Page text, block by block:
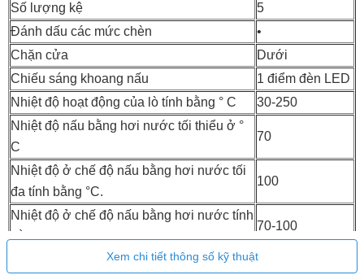
Số lượng kệ
5
Đánh dấu các mức chèn
•
Chặn cửa
Dưới
Chiếu sáng khoang nấu
1 điểm đèn LED
Nhiệt độ hoạt động của lò tính bằng ° C
30-250
Nhiệt độ nấu bằng hơi nước tối thiểu ở °
C
70
Nhiệt độ ở chế độ nấu bằng hơi nước tối
đa tính bằng °C.
100
Nhiệt độ ở chế độ nấu bằng hơi nước tính
bằng °C
70-100
Kích thước hốc (W x H x D) tính bằng mm
560-568x590-
Xem chi tiết thông số kỹ thuật